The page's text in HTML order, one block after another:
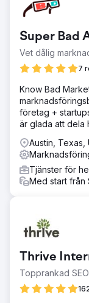
En av våra
deras digitala
marknadsplatser
Lösning
riktat
metataggar och
kassaprocess på
för högre
Resultat
Vår
nationella
USD/månad.
Super Bad
Vet dålig
7
Know Bad
företag +
är glada att dela
Austin, Texas,
Tjänster för
Med start från
Thrive
Topprankad